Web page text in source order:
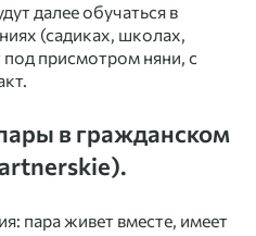
далее обучаться в
(садиках, школах,
присмотром няни, с
в гражданском
пара живет вместе, имеет